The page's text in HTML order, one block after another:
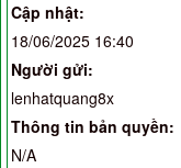
Cập nhật:
18/06/2025 16:40
Người gửi:
lenhatquang8x
Thông tin bản quyền:
N/A